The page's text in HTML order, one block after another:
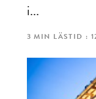
i...
3 MIN LÄSTID :